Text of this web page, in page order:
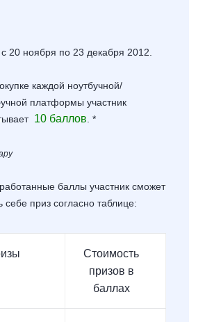
с 20 ноября по 23 декабря 2012.
каждой ноутбучной/
платформы участник
10 баллов. *
баллы участник сможет
себе приз согласно таблице:
Стоимость
призов в
баллах